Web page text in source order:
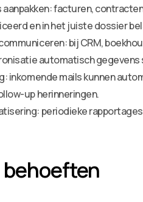
facturen,
en in het juiste dossier
bij CRM,
automatisch gegevens
inkomende mails kunnen
up herinneringen.
periodieke
behoeften